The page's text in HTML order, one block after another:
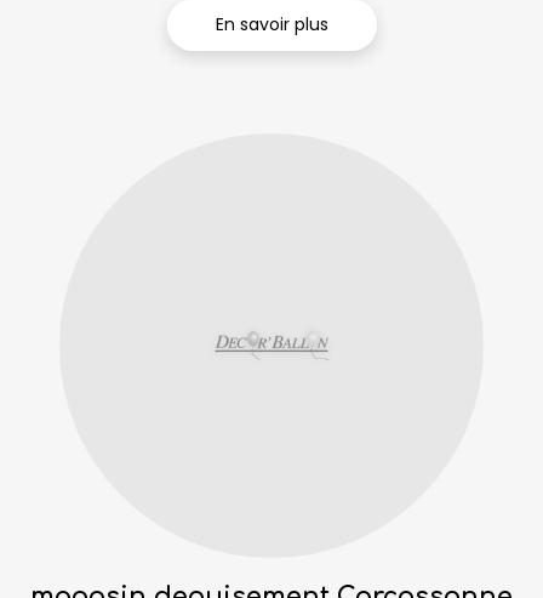
En savoir plus